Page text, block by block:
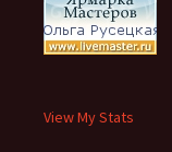
View My Stats